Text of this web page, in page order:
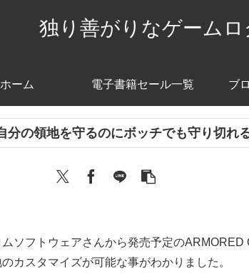
独り善がりなゲーム
ホーム 電子書籍セール一覧 ブ
分の領地を守るのにボッチでも守り切れ
ムソフトウェアさんから発売予定の
カスタマイズが可能な事がわかりました。